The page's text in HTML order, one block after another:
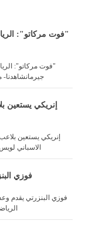
"فوت مركاتو":
"فوت مركاتو":
إنريكي يستعين
إنريكي يستعين
الاسباني
فوزي
فوزي البنزرتي يقدم